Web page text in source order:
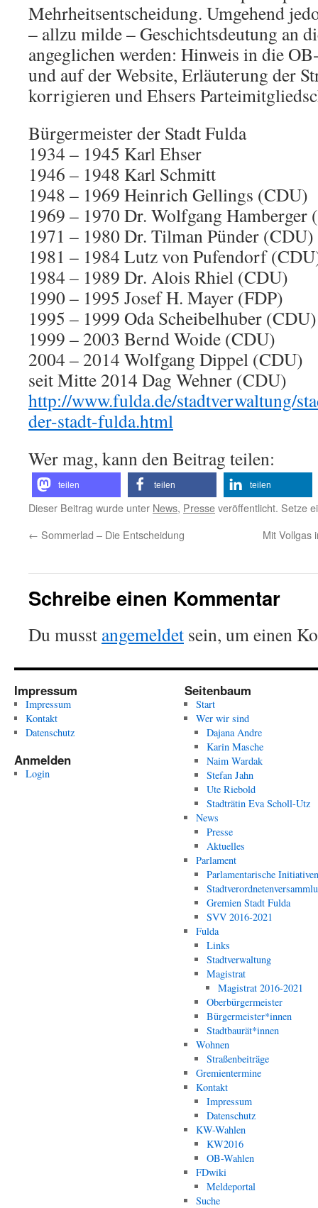
Mehrheitsentscheidung. Umgehend
– allzu milde – Geschichtsdeutung an
angeglichen werden: Hinweis in die
und auf der Website, Erläuterung der
korrigieren und Ehsers
Bürgermeister der Stadt Fulda
1934 – 1945 Karl Ehser
1946 – 1948 Karl Schmitt
1948 – 1969 Heinrich Gellings (CDU)
1969 – 1970 Dr. Wolfgang Hamberger
1971 – 1980 Dr. Tilman Pünder (CDU)
1981 – 1984 Lutz von Pufendorf
1984 – 1989 Dr. Alois Rhiel (CDU)
1990 – 1995 Josef H. Mayer (FDP)
1995 – 1999 Oda Scheibelhuber (CDU)
1999 – 2003 Bernd Woide (CDU)
2004 – 2014 Wolfgang Dippel (CDU)
seit Mitte 2014 Dag Wehner (CDU)
http://www.fulda.de/stadtverwaltung/
der-stadt-fulda.html
Wer mag, kann den Beitrag teilen:
teilen teilen teilen
Dieser Beitrag wurde unter News, Presseveröffentlicht. Setze
← Sommerlad – Die Entscheidung Mit Vollgas
Schreibe einen Kommentar
Du musst angemeldet sein, um einen
Impressum
Impressum
Kontakt
Datenschutz
Anmelden
Login
Seitenbaum
Start
Wer wir sind
Dajana Andre
Karin Masche
Naim Wardak
Stefan Jahn
Ute Riebold
Stadträtin Eva Scholl-Utz
News
Presse
Aktuelles
Parlament
Parlamentarische
Gremien Stadt Fulda
SVV 2016-2021
Fulda
Links
Stadtverwaltung
Magistrat
Magistrat 2016-2021
Oberbürgermeister
Bürgermeister*innen
Stadtbaurät*innen
Wohnen
Straßenbeiträge
Gremientermine
Kontakt
Impressum
Datenschutz
KW-Wahlen
KW2016
OB-Wahlen
FDwiki
Meldeportal
Suche